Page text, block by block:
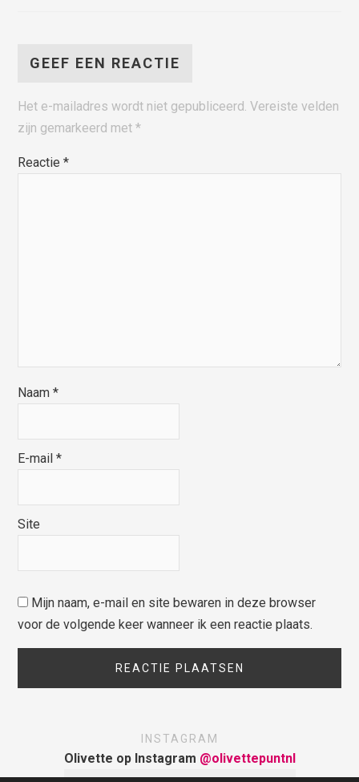
GEEF EEN REACTIE
Het e-mailadres wordt niet gepubliceerd. Vereiste velden
zijn gemarkeerd met*
Reactie*
Naam*
E-mail*
Site
Mijn naam, e-mail en site bewaren in deze browser
voor de volgende keer wanneer ik een reactie plaats.
INSTAGRAM
Olivette op Instagram @olivettepuntnl